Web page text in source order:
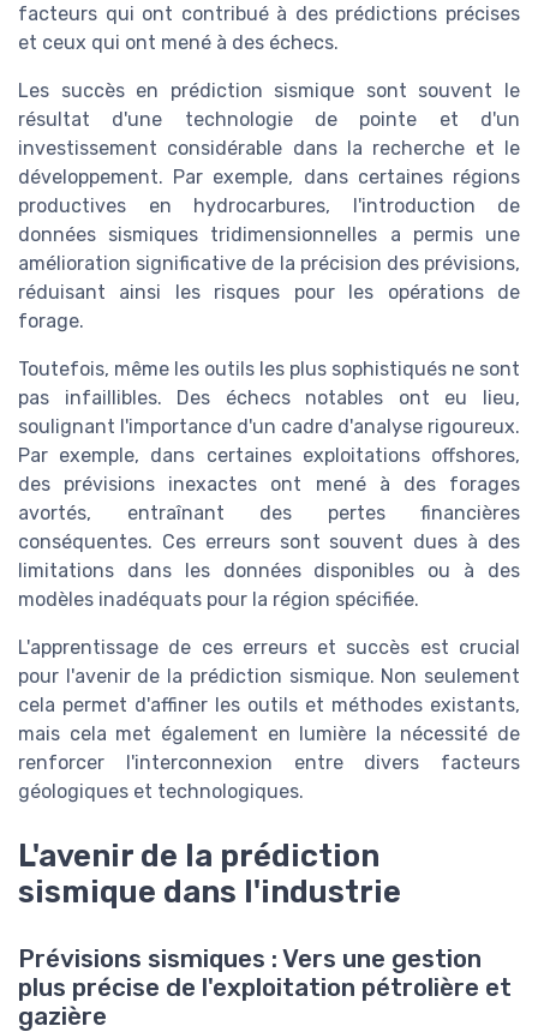
facteurs qui ont contribué à des prédictions précises
et ceux qui ont mené à des échecs.
Les succès en prédiction sismique sont souvent le
résultat d'une technologie de pointe et d'un
investissement considérable dans la recherche et le
développement. Par exemple, dans certaines régions
productives en hydrocarbures, l'introduction de
données sismiques tridimensionnelles a permis une
amélioration significative de la précision des prévisions,
réduisant ainsi les risques pour les opérations de
forage.
Toutefois, même les outils les plus sophistiqués ne sont
pas infaillibles. Des échecs notables ont eu lieu,
soulignant l'importance d'un cadre d'analyse rigoureux.
Par exemple, dans certaines exploitations offshores,
des prévisions inexactes ont mené à des forages
avortés, entraînant des pertes financières
conséquentes. Ces erreurs sont souvent dues à des
limitations dans les données disponibles ou à des
modèles inadéquats pour la région spécifiée.
L'apprentissage de ces erreurs et succès est crucial
pour l'avenir de la prédiction sismique. Non seulement
cela permet d'affiner les outils et méthodes existants,
mais cela met également en lumière la nécessité de
renforcer l'interconnexion entre divers facteurs
géologiques et technologiques.
L'avenir de la prédiction
sismique dans l'industrie
Prévisions sismiques : Vers une gestion
plus précise de l'exploitation pétrolière et
gazière